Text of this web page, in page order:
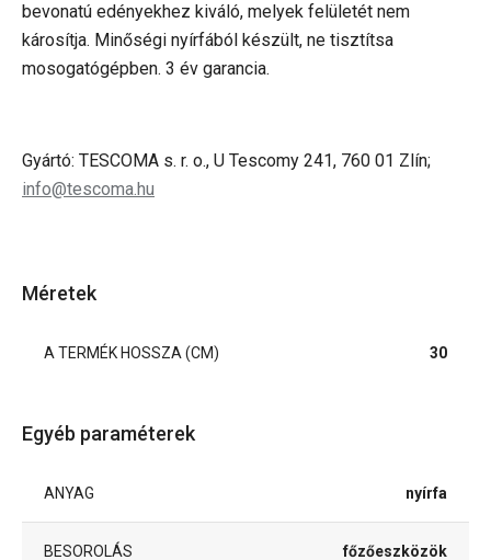
bevonatú edényekhez kiváló, melyek felületét nem
károsítja. Minőségi nyírfából készült, ne tisztítsa
mosogatógépben. 3 év garancia.
Gyártó: TESCOMA s. r. o., U Tescomy 241, 760 01 Zlín;
info@tescoma.hu
Méretek
A TERMÉK HOSSZA (CM) 30
Egyéb paraméterek
ANYAG nyírfa
BESOROLÁS főzőeszközök